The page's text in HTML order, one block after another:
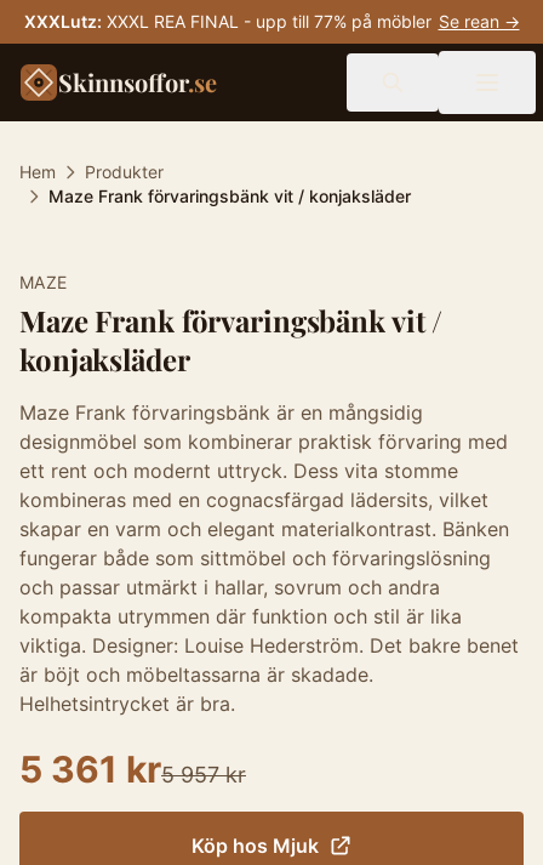
XXXLutz: XXXL REA FINAL - upp till 77% på möbler Se rean →
Skinnsoffor.se
Hem
Produkter
Maze Frank förvaringsbänk vit / konjaksläder
MAZE
Maze Frank förvaringsbänk vit /
konjaksläder
Maze Frank förvaringsbänk är en mångsidig
designmöbel som kombinerar praktisk förvaring med
ett rent och modernt uttryck. Dess vita stomme
kombineras med en cognacsfärgad lädersits, vilket
skapar en varm och elegant materialkontrast. Bänken
fungerar både som sittmöbel och förvaringslösning
och passar utmärkt i hallar, sovrum och andra
kompakta utrymmen där funktion och stil är lika
viktiga. Designer: Louise Hederström. Det bakre benet
är böjt och möbeltassarna är skadade.
Helhetsintrycket är bra.
5 361 kr5 957 kr
Köp hos Mjuk